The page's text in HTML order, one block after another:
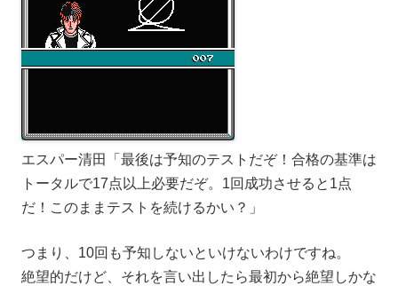
エスパー清田「最後は予知のテストだぞ！合格の基準は
トータルで17点以上必要だぞ。1回成功させると1点
だ！このままテストを続けるかい？」
つまり、10回も予知しないといけないわけですね。
絶望的だけど、それを言い出したら最初から絶望しかな